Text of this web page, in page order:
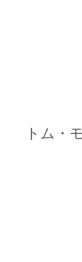
トム・